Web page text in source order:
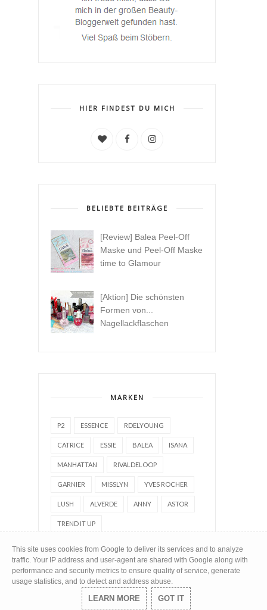
HIER FINDEST DU MICH
BELIEBTE BEITRÄGE
[Review] Balea Peel-Off
Maske und Peel-Off Maske
time to Glamour
[Aktion] Die schönsten
Formen von...
Nagellackflaschen
MARKEN
P2 ESSENCE RDELYOUNG
CATRICE ESSIE BALEA ISANA
MANHATTAN RIVALDELOOP
GARNIER MISSLYN YVES ROCHER
LUSH ALVERDE ANNY ASTOR
TREND IT UP
BLOG ARCHIV
This site uses cookies from Google to deliver its services and to analyze
traffic. Your IP address and user-agent are shared with Google along with
performance and security metrics to ensure quality of service, generate
usage statistics, and to detect and address abuse.
LEARN MORE GOT IT